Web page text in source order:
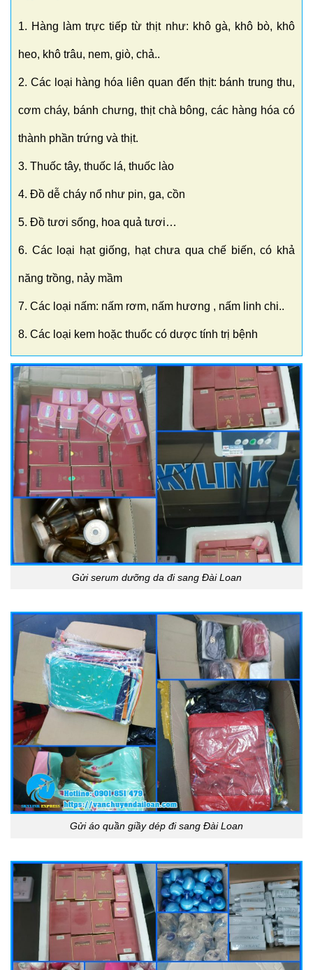
1. Hàng làm trực tiếp từ thịt như: khô gà, khô bò, khô
heo, khô trâu, nem, giò, chả..
2. Các loại hàng hóa liên quan đến thịt: bánh trung thu,
cơm cháy, bánh chưng, thịt chà bông, các hàng hóa có
thành phần trứng và thịt.
3. Thuốc tây, thuốc lá, thuốc lào
4. Đồ dễ cháy nổ như pin, ga, cồn
5. Đồ tươi sống, hoa quả tươi…
6. Các loại hạt giống, hạt chưa qua chế biến, có khả
năng trồng, nảy mầm
7. Các loại nấm: nấm rơm, nấm hương , nấm linh chi..
8. Các loại kem hoặc thuốc có dược tính trị bệnh
Gửi serum dưỡng da đi sang Đài Loan
Gửi áo quần giầy dép đi sang Đài Loan